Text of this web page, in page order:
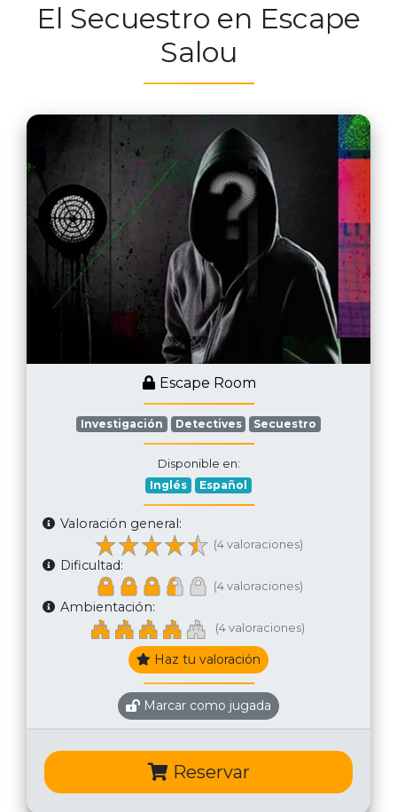
El Secuestro en Escape
Salou
Escape Room
Investigación Detectives Secuestro
Disponible en:
Inglés
Español
Valoración general:
(4 valoraciones)
Dificultad:
(4 valoraciones)
Ambientación:
(4 valoraciones)
Haz tu valoración
Marcar como jugada
Reservar